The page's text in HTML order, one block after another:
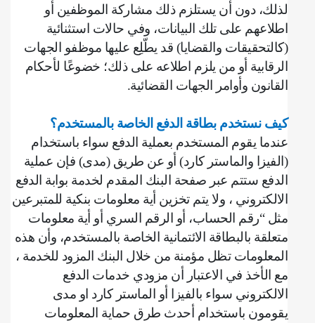
لذلك، دون أن يستلزم ذلك مشاركة الموظفين أو
اطلاعهم على تلك البيانات، وفي حالات استثنائية
(كالتحقيقات والقضايا) قد يطّلِع عليها موظفو الجهات
الرقابية أو من يلزم اطلاعه على ذلك؛ خضوعًا لأحكام
القانون وأوامر الجهات القضائية.
كيف نستخدم بطاقة الدفع الخاصة بالمستخدم؟
عندما يقوم المستخدم بعملية الدفع سواء باستخدام
(الفيزا والماستر كارد) أو عن طريق (مدى) فإن عملية
الدفع ستتم عبر صفحة البنك المقدم لخدمة بوابة الدفع
الالكتروني ، ولا يتم تخزين أية معلومات بنكية للمتبرعين
مثل “رقم الحساب، أو الرقم السري أو أية معلومات
متعلقة بالبطاقة الائتمانية الخاصة بالمستخدم، وأن هذه
المعلومات تظل مؤمنة من خلال البنك المزود للخدمة ،
مع الأخذ في الاعتبار أن مزودي خدمات الدفع
الالكتروني سواء بالفيزا أو الماستر كارد او مدى
يقومون باستخدام أحدث طرق حماية المعلومات